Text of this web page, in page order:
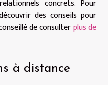
concrets. Pour
des conseils pour
de consulterplus de
à distance